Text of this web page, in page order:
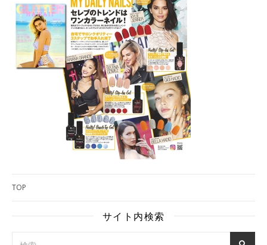
TOP
サイト内検索